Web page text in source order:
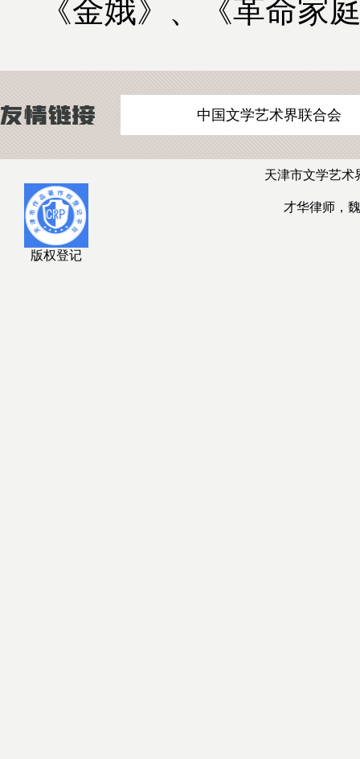
《金娥》、《革命家
中国文学艺术界联合会
版权登记
天津市文学艺术
才华律师，